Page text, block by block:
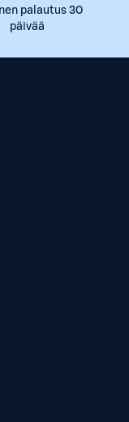
palautus 30
päivää